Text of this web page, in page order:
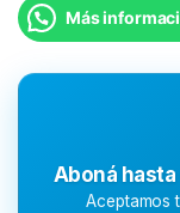
Más
Aboná hasta
Aceptamos